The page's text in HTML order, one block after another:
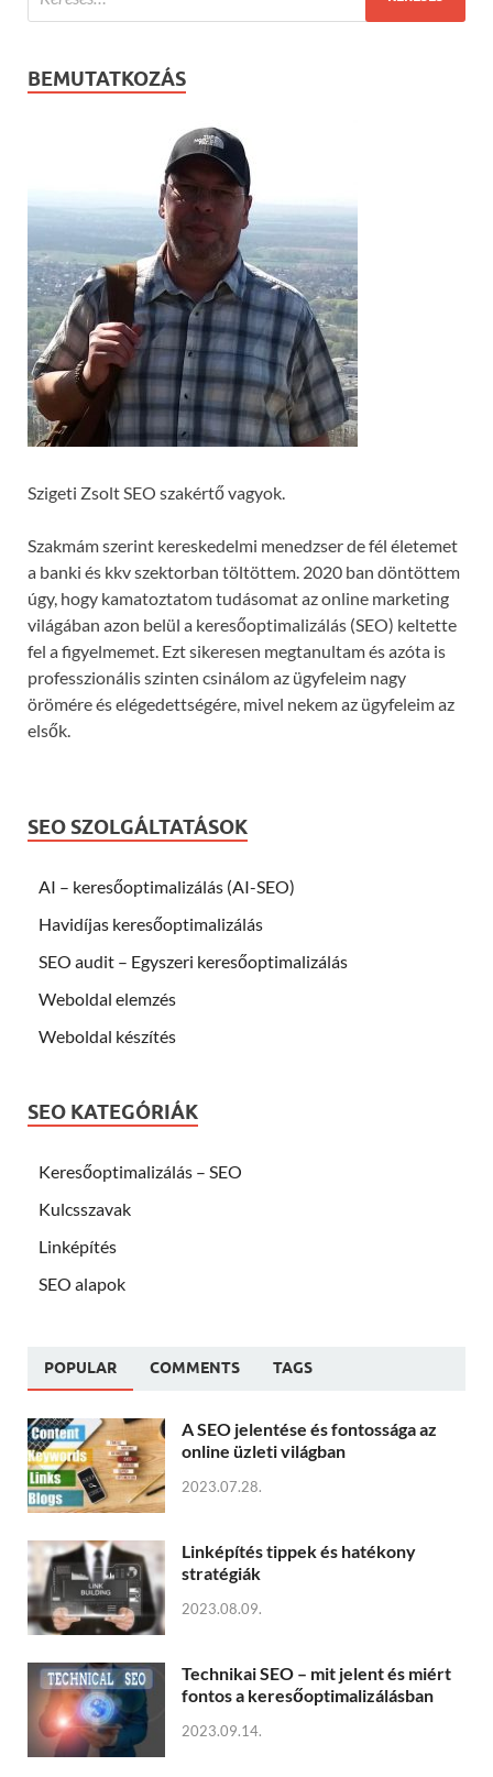
BEMUTATKOZÁS
Szigeti Zsolt SEO szakértő vagyok.
Szakmám szerint kereskedelmi menedzser de fél életemet
a banki és kkv szektorban töltöttem. 2020 ban döntöttem
úgy, hogy kamatoztatom tudásomat az online marketing
világában azon belül a keresőoptimalizálás (SEO) keltette
fel a figyelmemet. Ezt sikeresen megtanultam és azóta is
professzionális szinten csinálom az ügyfeleim nagy
örömére és elégedettségére, mivel nekem az ügyfeleim az
elsők.
SEO SZOLGÁLTATÁSOK
AI – keresőoptimalizálás (AI-SEO)
Havidíjas keresőoptimalizálás
SEO audit – Egyszeri keresőoptimalizálás
Weboldal elemzés
Weboldal készítés
SEO KATEGÓRIÁK
Keresőoptimalizálás – SEO
Kulcsszavak
Linképítés
SEO alapok
POPULAR COMMENTS TAGS
A SEO jelentése és fontossága az
online üzleti világban
2023.07.28.
Linképítés tippek és hatékony
stratégiák
2023.08.09.
Technikai SEO – mit jelent és miért
fontos a keresőoptimalizálásban
2023.09.14.